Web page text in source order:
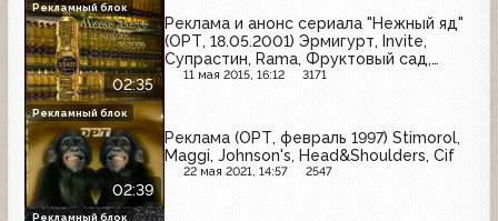
02:35
Реклама и анонс сериала "Нежный яд"
(ОРТ, 18.05.2001) Эрмигурт, Invite,
Супрастин, Rama, Фруктовый сад,
Grand, Злато, Деревенское масло,
11 мая 2015, 16:12 3171
Рекламный блок
02:39
Реклама (ОРТ, февраль 1997) Stimorol,
Maggi, Johnson's, Head&Shoulders, Cif
22 мая 2021, 14:57 2547
Рекламный блок
Рекламный блок